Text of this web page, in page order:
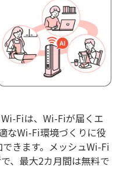
Fiは、Wi-Fiが届くエ
なWi-Fi環境づくりに役
きます。メッシュWi-Fi
で、最大2カ月間は無料で